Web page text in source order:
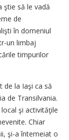
ştie să le vadă
de
în domeniul
un limbaj
timpurilor
de la Iaşi ca să
de Transilvania.
şi activităţile
Chiar
şi-a întemeiat o